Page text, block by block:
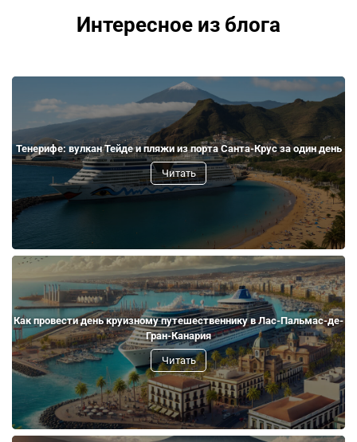
Интересное из блога
Тенерифе: вулкан Тейде и пляжи из порта Санта-Крус за один день
Читать
Как провести день круизному путешественнику в Лас-Пальмас-де-
Гран-Канария
Читать